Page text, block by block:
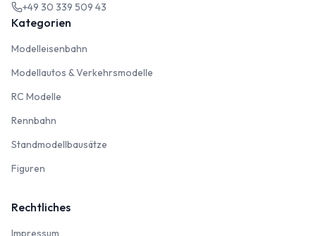
+49 30 339 509 43
Kategorien
Modelleisenbahn
Modellautos & Verkehrsmodelle
RC Modelle
Rennbahn
Standmodellbausätze
Figuren
Rechtliches
Impressum